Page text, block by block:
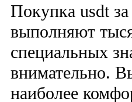
Покупка usdt
выполняют
специальных
внимательно.
наиболее